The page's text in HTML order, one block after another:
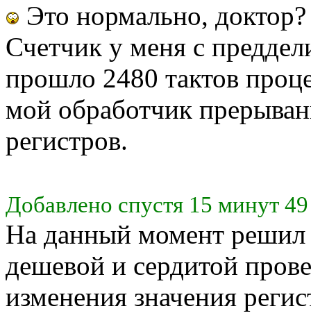
Это нормально, доктор?
Счетчик у меня с
прошло 2480 тактов
мой обработчик
регистров.
Добавлено спустя 15 минут
На данный момент решил
дешевой и сердитой
изменения значения